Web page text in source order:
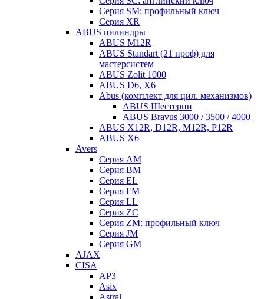
Серия SM: профильный ключ
Серия XR
ABUS цилиндры
ABUS M12R
ABUS Standart (21 проф) для
мастерсистем
ABUS Zolit 1000
ABUS D6, X6
Abus (комплект для цил. механизмов)
ABUS Шестерни
ABUS Bravus 3000 / 3500 / 4000
ABUS X12R, D12R, M12R, P12R
ABUS X6
Avers
Серия AM
Серия BM
Серия EL
Серия FM
Серия LL
Серия ZC
Серия ZM: профильный ключ
Серия JM
Серия GM
AJAX
CISA
AP3
Asix
Astral